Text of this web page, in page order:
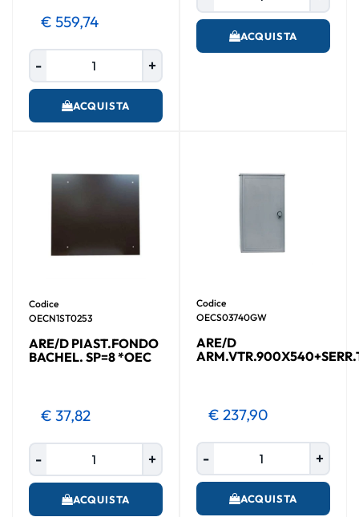
€ 559,74
Quantità
ACQUISTA
ACQUISTA
Codice
OECN1ST0253
ARE/D PIAST.FONDO
BACHEL. SP=8 *OEC
€ 37,82
ACQUISTA
Codice
OECS03740GW
ARE/D
€ 237,90
Quantità
ACQUISTA